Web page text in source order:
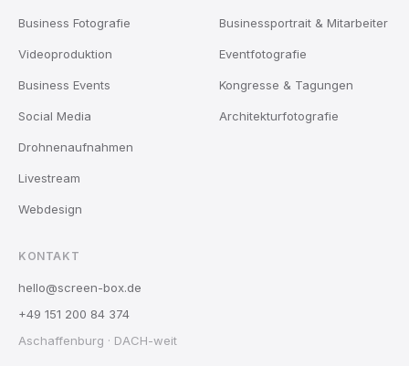
Business Fotografie
Videoproduktion
Business Events
Social Media
Drohnenaufnahmen
Livestream
Webdesign
Businessportrait & Mitarbeiter
Eventfotografie
Kongresse & Tagungen
Architekturfotografie
KONTAKT
hello@screen-box.de
+49 151 200 84 374
Aschaffenburg · DACH-weit